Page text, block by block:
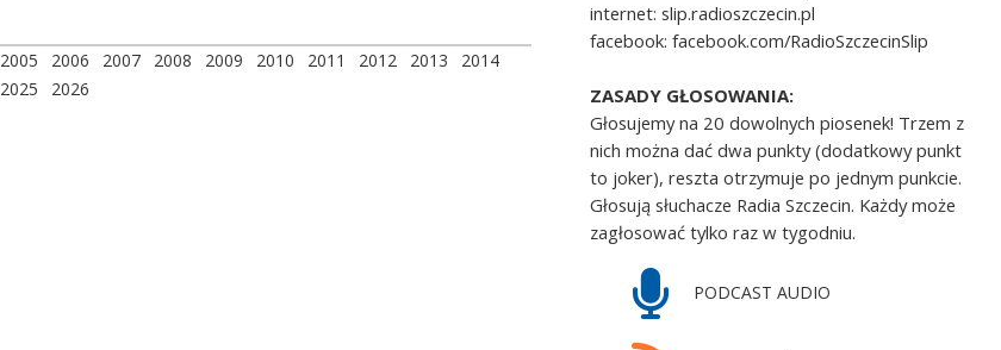
2005 2006 2007 2008 2009 2010 2011 2012 2013
2014
2025 2026
internet: slip.radioszczecin.pl
facebook: facebook.com/RadioSzczecinSlip
ZASADY GŁOSOWANIA:
Głosujemy na 20 dowolnych piosenek! Trzem z
nich można dać dwa punkty (dodatkowy punkt
to joker), reszta otrzymuje po jednym punkcie.
Głosują słuchacze Radia Szczecin. Każdy może
zagłosować tylko raz w tygodniu.
PODCAST AUDIO